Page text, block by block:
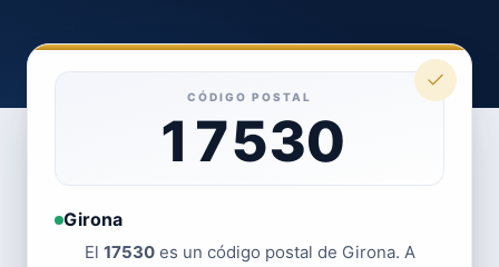
CÓDIGO POSTAL
17530
Girona
El 17530es un código postal de Girona. A